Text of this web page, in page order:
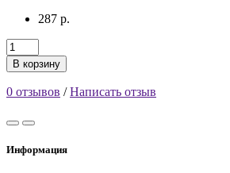
287 р.
В корзину
0 отзывов /Написать отзыв
Информация